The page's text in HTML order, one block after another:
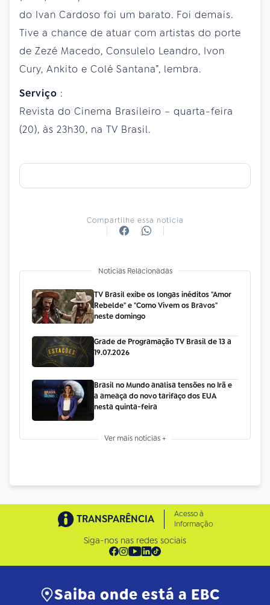
do Ivan Cardoso foi um barato. Foi demais.
Tive a chance de atuar com artistas do porte
de Zezé Macedo, Consulelo Leandro, Ivon
Cury, Ankito e Colé Santana”, lembra.
Serviço :
Revista do Cinema Brasileiro – quarta-feira
(20), às 23h30, na TV Brasil.
Compartilhe essa notícia
Notícias Relacionadas
TV Brasil exibe os longas inéditos "Amor
Rebelde" e "Como Vivem os Bravos"
neste domingo
Grade de Programação TV Brasil de 13 a
19.07.2026
Brasil no Mundo analisa tensões no Irã e
a ameaça do novo tarifaço dos EUA
nesta quinta-feira
Ver mais notícias +
TRANSPARÊNCIA
Acesso à
Informação
Siga-nos nas redes sociais
Saiba onde está a EBC